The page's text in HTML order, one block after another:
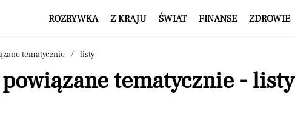
ROZRYWKA Z KRAJU ŚWIAT FINANSE ZDROWIE
tematycznie listy
tematycznie - listy